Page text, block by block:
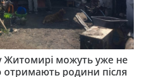
Житомирі можуть уже не
отримають родини після